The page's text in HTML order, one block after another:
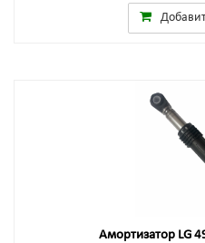
Амортизатор LG